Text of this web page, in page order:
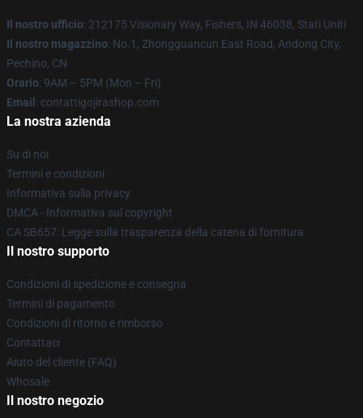
Il nostro ufficio: 212175 Visionary Way, Fishers, IN 46038, Stati Uniti
Il nostro magazzino: No.1, Zhongguancun East Road, Andong City,
Pechino, CN
Orario: 9AM – 5PM (Mon – Fri)
Email : contattigojirashop.com
La nostra azienda
Su di noi
Termini e condizioni
Informativa sulla privacy
DMCA - Informativa sul copyright
CA SB657: Legge sulla trasparenza della catena di fornitura
Il nostro supporto
Condizioni di spedizione e consegna
Termini di pagamento
Condizioni di ritorno e rimborso
Contattaci
Aiuto del cliente (FAQ)
Whosale
Il nostro negozio